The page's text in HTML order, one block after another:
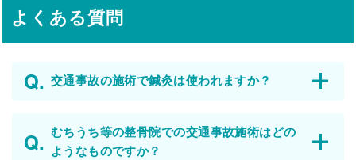
よくある質問
交通事故の施術で鍼灸は使われますか？
むちうち等の整骨院での交通事故施術はどの
ようなものですか？